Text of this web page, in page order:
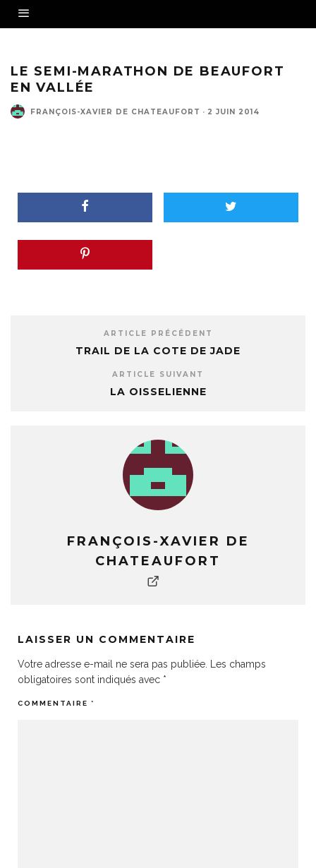
LE SEMI-MARATHON DE BEAUFORT
EN VALLÉE
FRANÇOIS-XAVIER DE CHATEAUFORT · 2 JUIN 2014
ARTICLE PRÉCÉDENT
TRAIL DE LA COTE DE JADE
ARTICLE SUIVANT
LA OISSELIENNE
FRANÇOIS-XAVIER DE
CHATEAUFORT
LAISSER UN COMMENTAIRE
Votre adresse e-mail ne sera pas publiée.
Les champs
obligatoires sont indiqués avec *
COMMENTAIRE *